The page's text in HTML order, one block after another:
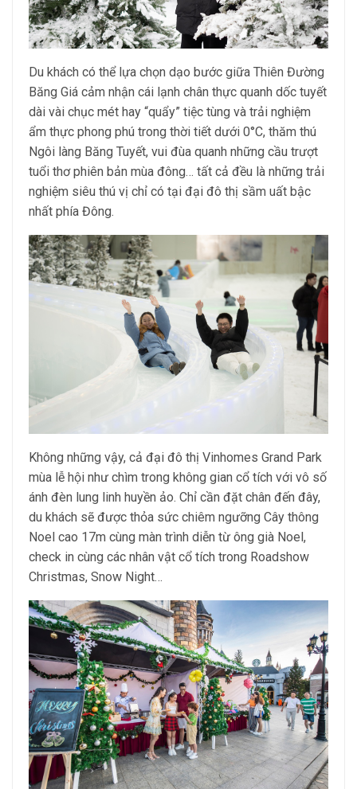
Du khách có thể lựa chọn dạo bước giữa Thiên Đường
Băng Giá cảm nhận cái lạnh chân thực quanh dốc tuyết
dài vài chục mét hay “quẩy” tiệc tùng và trải nghiệm
ẩm thực phong phú trong thời tiết dưới 0°C, thăm thú
Ngôi làng Băng Tuyết, vui đùa quanh những cầu trượt
tuổi thơ phiên bản mùa đông… tất cả đều là những trải
nghiệm siêu thú vị chỉ có tại đại đô thị sầm uất bậc
nhất phía Đông.
Không những vậy, cả đại đô thị Vinhomes Grand Park
mùa lễ hội như chìm trong không gian cổ tích với vô số
ánh đèn lung linh huyền ảo. Chỉ cần đặt chân đến đây,
du khách sẽ được thỏa sức chiêm ngưỡng Cây thông
Noel cao 17m cùng màn trình diễn từ ông già Noel,
check in cùng các nhân vật cổ tích trong Roadshow
Christmas, Snow Night…